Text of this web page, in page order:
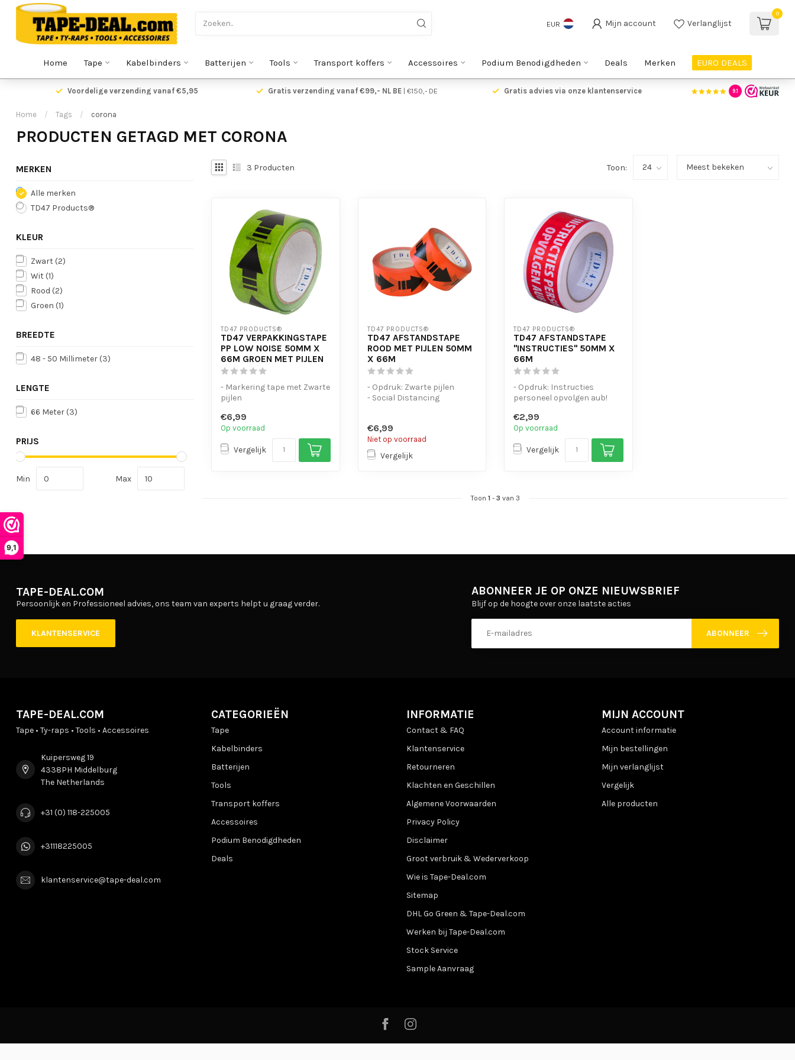
9,1
EUR Mijn account Verlanglijst
0
Home Tape Kabelbinders Batterijen Tools Transport koffers Accessoires Podium Benodigdheden Deals Merken EURO DEALS
Voordelige verzending vanaf €5,95 Gratis verzending vanaf €99,- NL BE| €150,- DE Gratis advies via onze klantenservice 9.1
Home / Tags / corona
PRODUCTEN GETAGD MET CORONA
MERKEN
Alle merken
TD47 Products®
KLEUR
Zwart (2)
Wit (1)
Rood (2)
Groen (1)
BREEDTE
48 - 50 Millimeter (3)
LENGTE
66 Meter (3)
PRIJS
Min Max
3 Producten Toon:
TD47 PRODUCTS®
TD47 VERPAKKINGSTAPE
PP LOW NOISE 50MM X
66M GROEN MET PIJLEN
- Markering tape met Zwarte
pijlen
- PP Low Noise voor ...
€6,99
Op voorraad
Vergelijk
TD47 PRODUCTS®
TD47 AFSTANDSTAPE
ROOD MET PIJLEN 50MM
X 66M
- Opdruk: Zwarte pijlen
- Social Distancing
€6,99
Niet op voorraad
Vergelijk
TD47 PRODUCTS®
TD47 AFSTANDSTAPE
"INSTRUCTIES" 50MM X
66M
- Opdruk: Instructies
personeel opvolgen aub!
- Markeering...
€2,99
Op voorraad
Vergelijk
Toon 1- 3 van 3
TAPE-DEAL.COM
Persoonlijk en Professioneel advies, ons team van experts helpt u graag verder.
KLANTENSERVICE
ABONNEER JE OP ONZE NIEUWSBRIEF
Blijf op de hoogte over onze laatste acties
ABONNEER
TAPE-DEAL.COM
Tape • Ty-raps • Tools • Accessoires
Kuipersweg 19
4338PH Middelburg
The Netherlands
+31 (0) 118-225005
+31118225005
klantenservice@tape-deal.com
CATEGORIEËN
Tape
Kabelbinders
Batterijen
Tools
Transport koffers
Accessoires
Podium Benodigdheden
Deals
INFORMATIE
Contact & FAQ
Klantenservice
Retourneren
Klachten en Geschillen
Algemene Voorwaarden
Privacy Policy
Disclaimer
Groot verbruik & Wederverkoop
Wie is Tape-Deal.com
Sitemap
DHL Go Green & Tape-Deal.com
Werken bij Tape-Deal.com
Stock Service
Sample Aanvraag
MIJN ACCOUNT
Account informatie
Mijn bestellingen
Mijn verlanglijst
Vergelijk
Alle producten